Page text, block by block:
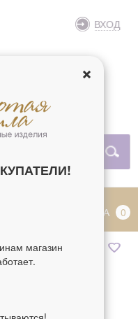
ВХОД
КОРЗИНА 0
магазин